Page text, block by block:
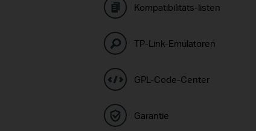
Kompatibilitäts-listen
TP-Link-Emulatoren
GPL-Code-Center
Garantie